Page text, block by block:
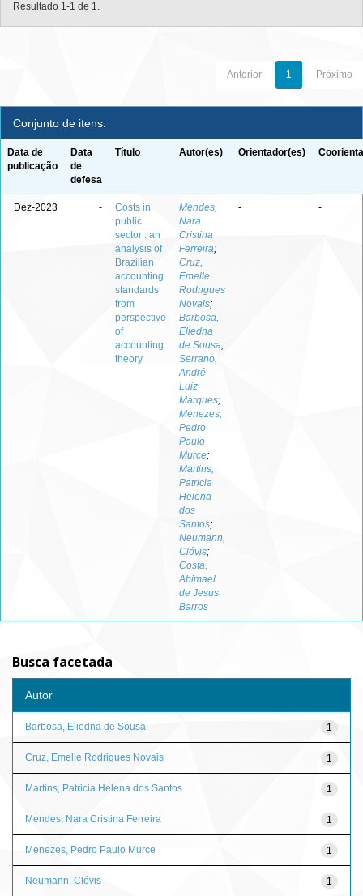
Resultado 1-1 de 1.
Anterior 1 Próximo
Conjunto de itens:
Data de
publicação
Data
de
defesa
Título Autor(es) Orientador(es)
Dez-2023 -
Costs in
public
sector : an
analysis of
Brazilian
accounting
standards
from
perspective
of
accounting
theory
Mendes,
Nara
Cristina
Ferreira;
Cruz,
Emelle
Rodrigues
Novais;
Barbosa,
Eliedna
de Sousa;
Serrano,
André
Luiz
Marques;
Menezes,
Pedro
Paulo
Murce;
Martins,
Patricia
Helena
dos
Santos;
Neumann,
Clóvis;
Costa,
Abimael
de Jesus
Barros
- -
Busca facetada
Autor
1
Barbosa, Eliedna de Sousa
1
Cruz, Emelle Rodrigues Novais
1
Martins, Patricia Helena dos Santos
1
Mendes, Nara Cristina Ferreira
1
Menezes, Pedro Paulo Murce
1
Neumann, Clóvis